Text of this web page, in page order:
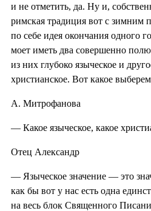
и не отметить, да. Ну и,
римская традиция вот с зимним
по себе идея окончания одного
моет иметь два совершенно
из них глубоко языческое и
христианское. Вот какое
А. Митрофанова
— Какое языческое, какое
Отец Александр
— Языческое значение — это
как бы вот у нас есть одна
на весь блок Священного